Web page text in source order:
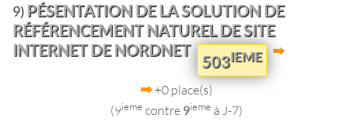
9) PÉSENTATION DE LA SOLUTION DE
RÉFÉRENCEMENT NATUREL DE SITE
INTERNET DE NORDNET
503IEME
+0 place(s)
(9ieme contre 9ieme à J-7)